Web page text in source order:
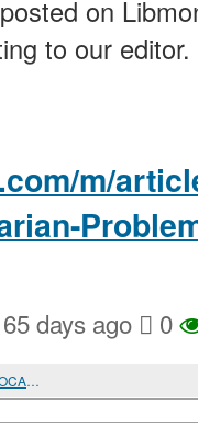
on
to our editor.
m/
days ago 0
THE HISTORICAL MEMORY OF THE HOLOCAUST AND ISRAEL'S ACTIONS IN GAZA: A CONFLICT OF INTERPRETATIONS AND A MORAL CHOICE